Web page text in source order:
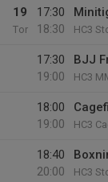
19
Tor
17:30
18:30
HC3
17:30
19:00
BJJ
HC3
18:00
19:00
HC3
18:40
20:00
HC3